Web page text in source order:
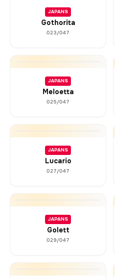
JAPANS
Gothorita
023/047
JAPANS
Meloetta
025/047
JAPANS
Lucario
027/047
JAPANS
Golett
029/047